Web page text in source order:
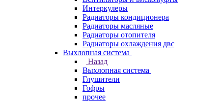
Интеркулеры
Радиаторы кондиционера
Радиаторы масляные
Радиаторы отопителя
Радиаторы охлаждения двс
Выхлопная система
Назад
Выхлопная система
Глушители
Гофры
прочее